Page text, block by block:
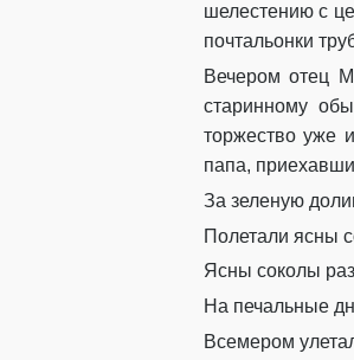
шелестению с
почтальонки
Вечером отец
старинному
торжество уже
папа,
За зеленую
Полетали ясны
Ясны соколы
На печальные
Всемером